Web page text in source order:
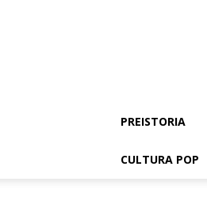
PREISTORIA
CULTURA POP